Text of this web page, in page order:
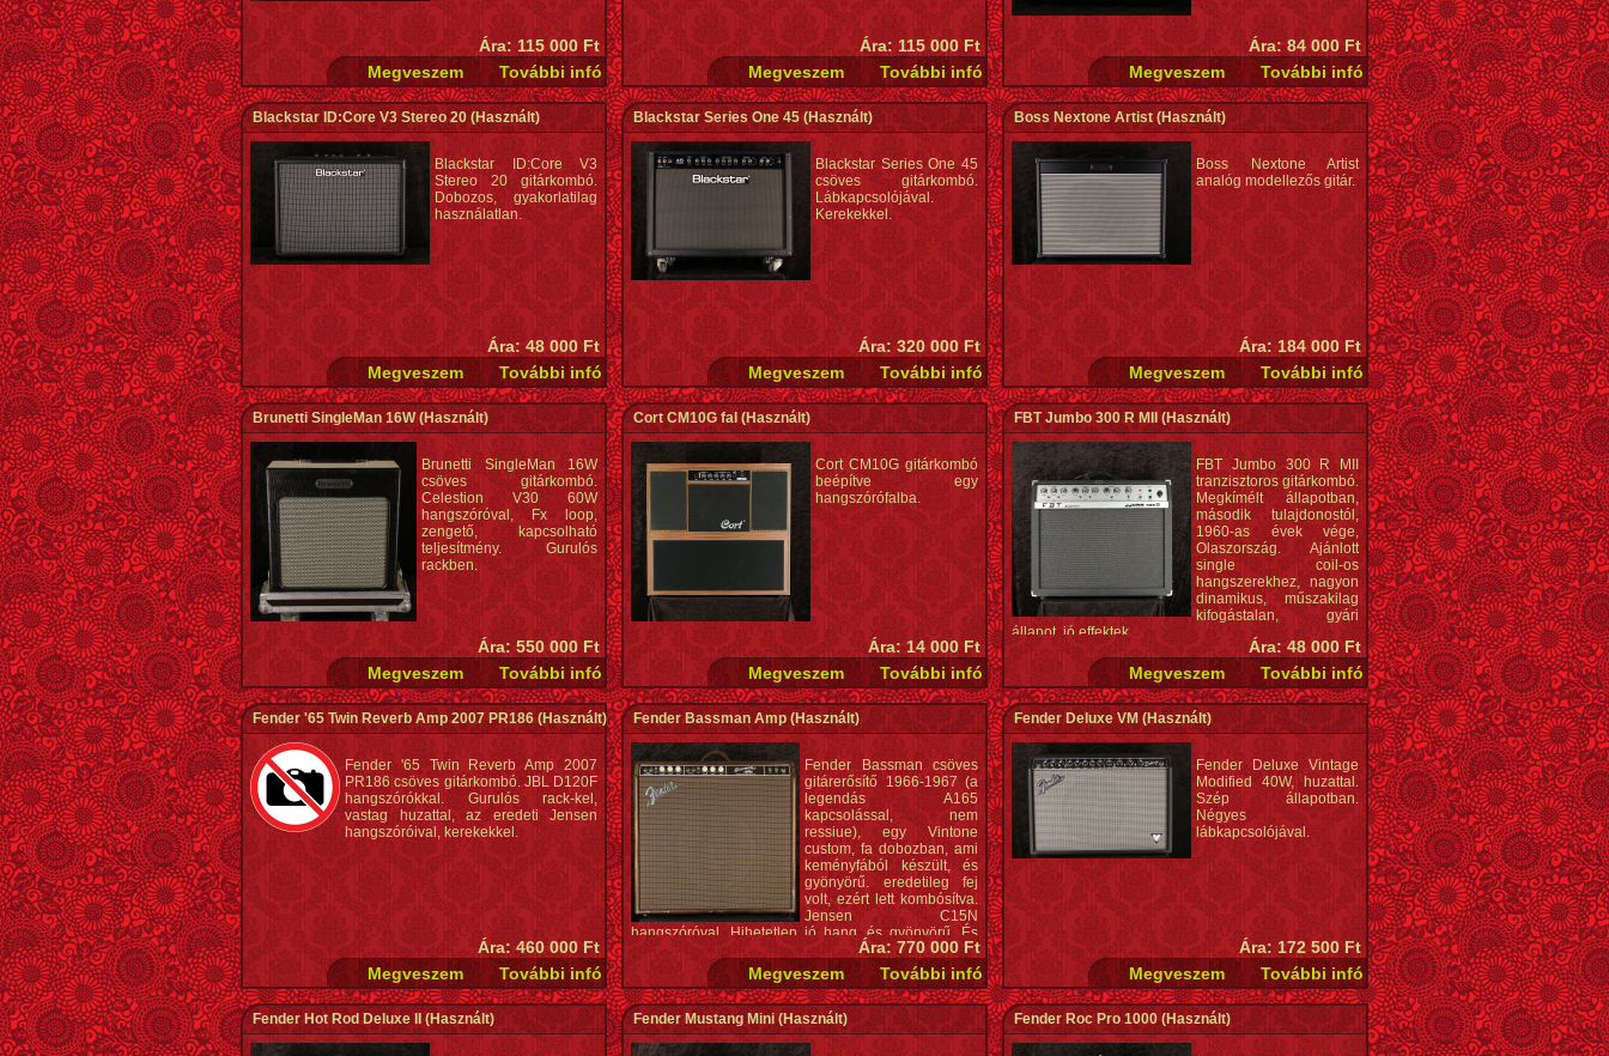
Ára: 115 000 Ft Ára: 115 000 Ft Ára: 84 000 Ft
Blackstar ID:Core V3 Stereo 20 (Használt)
Blackstar ID:Core V3
Stereo 20 gitárkombó.
Dobozos, gyakorlatilag
használatlan.
Ára: 48 000 Ft
Blackstar Series One 45(Használt)
Blackstar Series One 45
csöves gitárkombó.
Lábkapcsolójával.
Kerekekkel.
Ára: 320 000 Ft
Boss Nextone Artist(Használt)
Boss Nextone Artist
analóg modellezős gitár.
Ára: 184 000 Ft
Brunetti SingleMan 16W(Használt)
Brunetti SingleMan 16W
csöves gitárkombó.
Celestion V30 60W
hangszóróval, Fx loop,
zengető, kapcsolható
teljesítmény. Gurulós
rackben.
Ára: 550 000 Ft
Cort CM10G fal (Használt)
Cort CM10G gitárkombó
beépítve egy
hangszórófalba.
Ára: 14 000 Ft
FBT Jumbo 300 R MII (Használt)
FBT Jumbo 300 R MII
tranzisztoros gitárkombó.
Megkímélt állapotban,
második tulajdonostól,
1960-as évek vége,
Olaszország. Ajánlott
single coil-os
hangszerekhez, nagyon
dinamikus, műszakilag
kifogástalan, gyári
állapot, jó effektek.
Ára: 48 000 Ft
Fender '65 Twin Reverb Amp 2007 PR186(Használt)
Fender '65 Twin Reverb Amp 2007
PR186 csöves gitárkombó. JBL D120F
hangszórókkal. Gurulós rack-kel,
vastag huzattal, az eredeti Jensen
hangszóróival, kerekekkel.
Ára: 460 000 Ft
Fender Bassman Amp(Használt)
Fender Bassman csöves
gitárerősítő 1966-1967 (a
legendás A165
kapcsolással, nem
ressiue), egy Vintone
custom, fa dobozban, ami
keményfából készült, és
gyönyörű. eredetileg fej
volt, ezért lett kombósítva.
Jensen C15N
hangszóróval. Hihetetlen jó hang, és gyönyörű. És
persze nagyon nehéz.
Ára: 770 000 Ft
Fender Deluxe VM (Használt)
Fender Deluxe Vintage
Modified 40W, huzattal.
Szép állapotban.
Négyes
lábkapcsolójával.
Ára: 172 500 Ft
Fender Hot Rod Deluxe II (Használt) Fender Mustang Mini(Használt) Fender Roc Pro 1000(Használt)